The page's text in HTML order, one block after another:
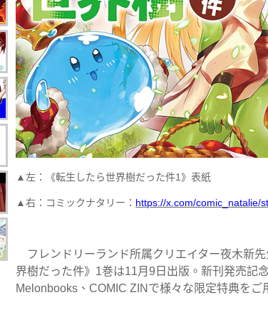
▲左：《転生したら世界樹だった件1》表紙
▲右：コミックナタリー： https://x.com/comic_natalie/
フレンドリーランド所属クリエイター夜木新
界樹だった件》1巻は11月9日出版。新刊発売記
Melonbooks、COMIC ZINで様々な限定特典をご